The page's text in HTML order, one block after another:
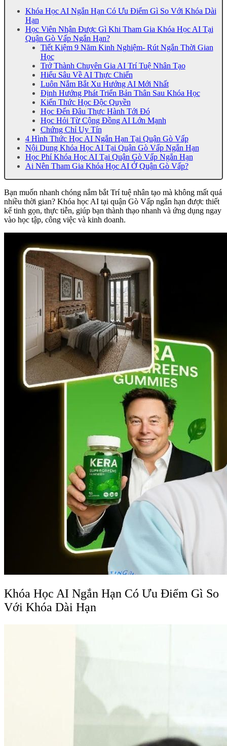
Khóa Học AI Ngắn Hạn Có Ưu Điểm Gì So Với Khóa Dài
Hạn
Học Viên Nhận Được Gì Khi Tham Gia Khóa Học AI Tại
Quận Gò Vấp Ngắn Hạn?
Tiết Kiệm 9 Năm Kinh Nghiệm- Rút Ngắn Thời Gian
Học
Trở Thành Chuyên Gia AI Trí Tuệ Nhân Tạo
Hiểu Sâu Về AI Thực Chiến
Luôn Nắm Bắt Xu Hướng AI Mới Nhất
Định Hướng Phát Triển Bản Thân Sau Khóa Học
Kiến Thức Học Độc Quyền
Học Đến Đâu Thực Hành Tới Đó
Học Hỏi Từ Cộng Đồng AI Lớn Mạnh
Chứng Chỉ Uy Tín
4 Hình Thức Học AI Ngắn Hạn Tại Quận Gò Vấp
Nội Dung Khóa Học AI Tại Quận Gò Vấp Ngắn Hạn
Học Phí Khóa Học AI Tại Quận Gò Vấp Ngắn Hạn
Ai Nên Tham Gia Khóa Học AI Ở Quận Gò Vấp?
Bạn muốn nhanh chóng nắm bắt Trí tuệ nhân tạo mà không mất quá
nhiều thời gian? Khóa học AI tại quận Gò Vấp ngắn hạn được thiết
kế tinh gọn, thực tiễn, giúp bạn thành thạo nhanh và ứng dụng ngay
vào học tập, công việc và kinh doanh.
Khóa Học AI Ngắn Hạn Có Ưu Điểm Gì So
Với Khóa Dài Hạn